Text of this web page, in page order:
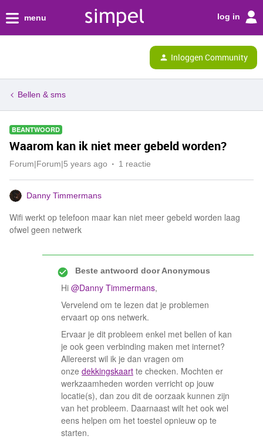
menu log in
Inloggen Community
Bellen & sms
BEANTWOORD
Waarom kan ik niet meer gebeld worden?
Forum|Forum|5 years ago 1 reactie
Danny Timmermans
Wifi werkt op telefoon maar kan niet meer gebeld worden laag
ofwel geen netwerk
Beste antwoord doorAnonymous
Hi @Danny Timmermans,
Vervelend om te lezen dat je problemen
ervaart op ons netwerk.
Ervaar je dit probleem enkel met bellen of kan
je ook geen verbinding maken met internet?
Allereerst wil ik je dan vragen om
onze dekkingskaart te checken. Mochten er
werkzaamheden worden verricht op jouw
locatie(s), dan zou dit de oorzaak kunnen zijn
van het probleem. Daarnaast wilt het ook wel
eens helpen om het toestel opnieuw op te
starten.